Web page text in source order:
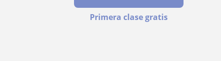
Primera clase gratis